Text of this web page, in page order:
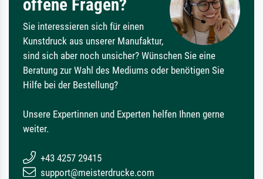
offene Fragen?
Sie interessieren sich für einen
Kunstdruck aus unserer Manufaktur,
sind sich aber noch unsicher? Wünschen Sie eine
Beratung zur Wahl des Mediums oder benötigen Sie
Hilfe bei der Bestellung?
Unsere Expertinnen und Experten helfen Ihnen gerne
weiter.
+43 4257 29415
support@meisterdrucke.com